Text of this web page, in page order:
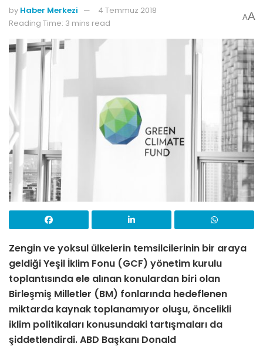
by Haber Merkezi
4 Temmuz 2018
Reading Time: 3 mins read
AA
Zengin ve yoksul ülkelerin temsilcilerinin bir araya
geldiği Yeşil İklim Fonu (GCF) yönetim kurulu
toplantısında ele alınan konulardan biri olan
Birleşmiş Milletler (BM) fonlarında hedeflenen
miktarda kaynak toplanamıyor oluşu, öncelikli
iklim politikaları konusundaki tartışmaları da
şiddetlendirdi. ABD Başkanı Donald